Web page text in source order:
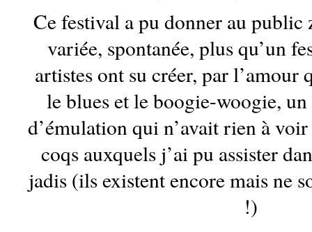
Ce festival a pu donner au public
variée, spontanée, plus qu’un
artistes ont su créer, par l’amour
le blues et le boogie-woogie,
d’émulation qui n’avait rien à
coqs auxquels j’ai pu assister
jadis (ils existent encore mais ne
!)